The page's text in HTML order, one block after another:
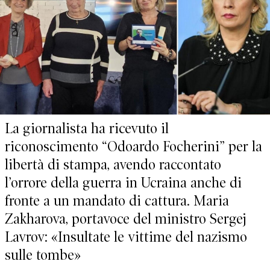
La giornalista ha ricevuto il
riconoscimento “Odoardo Focherini” per la
libertà di stampa, avendo raccontato
l’orrore della guerra in Ucraina anche di
fronte a un mandato di cattura. Maria
Zakharova, portavoce del ministro Sergej
Lavrov: «Insultate le vittime del nazismo
sulle tombe»